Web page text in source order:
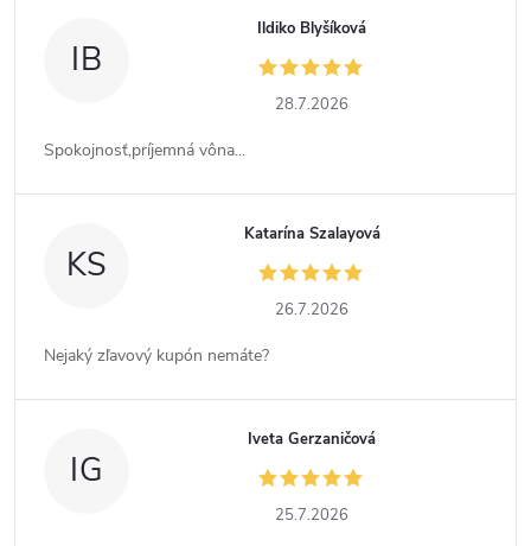
IB
Ildiko Blyšíková
28.7.2026
Spokojnosť,príjemná vôna...
KS
Katarína Szalayová
26.7.2026
Nejaký zľavový kupón nemáte?
IG
Iveta Gerzaničová
25.7.2026